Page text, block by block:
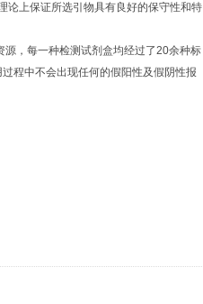
论上保证所选引物具有良好的保守性和特
，每一种检测试剂盒均经过了20余种标
程中不会出现任何的假阳性及假阴性报